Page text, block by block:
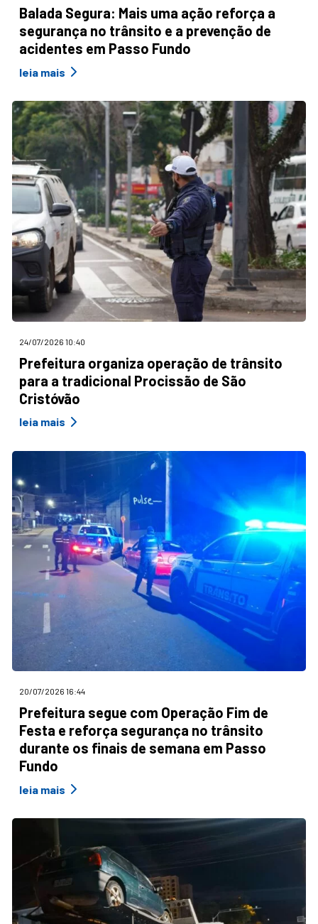
Balada Segura: Mais uma ação reforça a
segurança no trânsito e a prevenção de
acidentes em Passo Fundo
leia mais
24/07/2026 10:40
Prefeitura organiza operação de trânsito
para a tradicional Procissão de São
Cristóvão
leia mais
20/07/2026 16:44
Prefeitura segue com Operação Fim de
Festa e reforça segurança no trânsito
durante os finais de semana em Passo
Fundo
leia mais